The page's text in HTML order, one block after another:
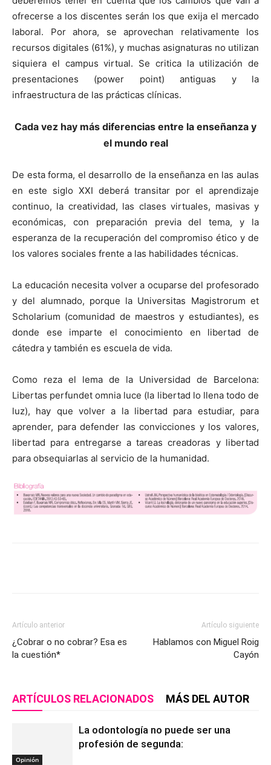
ofrecerse a los discentes serán los que exija el mercado
laboral. Por ahora, se aprovechan relativamente los
recursos digitales (61%), y muchas asignaturas no utilizan
siquiera el campus virtual. Se critica la utilización de
presentaciones (power point) antiguas y la
infraestructura de las prácticas clínicas.
Cada vez hay más diferencias entre la enseñanza y
el mundo real
De esta forma, el desarrollo de la enseñanza en las aulas
en este siglo XXI deberá transitar por el aprendizaje
continuo, la creatividad, las clases virtuales, masivas y
económicas, con preparación previa del tema, y la
esperanza de la recuperación del compromiso ético y de
los valores sociales frente a las habilidades técnicas.
La educación necesita volver a ocuparse del profesorado
y del alumnado, porque la Universitas Magistrorum et
Scholarium (comunidad de maestros y estudiantes), es
donde ese imparte el conocimiento en libertad de
cátedra y también es escuela de vida.
Como reza el lema de la Universidad de Barcelona:
Libertas perfundet omnia luce (la libertad lo llena todo de
luz), hay que volver a la libertad para estudiar, para
aprender, para defender las convicciones y los valores,
libertad para entregarse a tareas creadoras y libertad
para obsequiarlas al servicio de la humanidad.
Artículo anterior
¿Cobrar o no cobrar? Esa es
la cuestión*
Artículo siguiente
Hablamos con Miguel Roig
Cayón
ARTÍCULOS RELACIONADOS MÁS DEL AUTOR
Opinión
La odontología no puede ser una
profesión de segunda: